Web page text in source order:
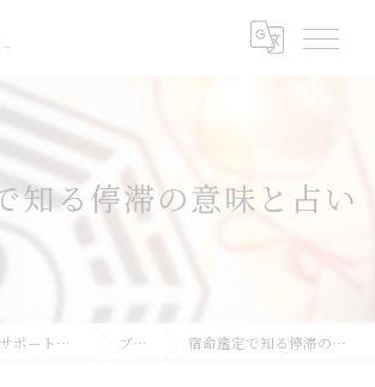
知る停滞の意味と占い
占いのメンタルサポートならライデザ ブログ 宿命鑑定で知る停滞の意味と占い